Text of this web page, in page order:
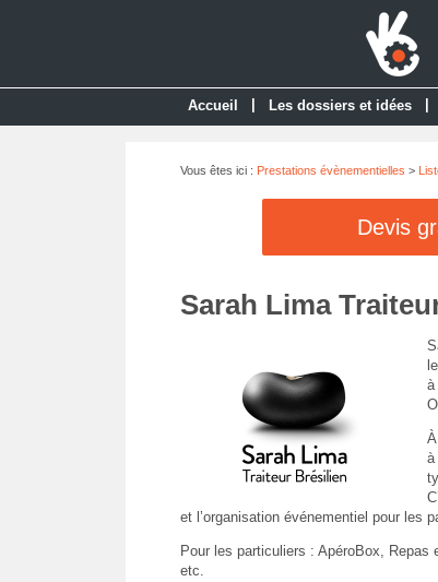
Accueil Les dossiers et idées
Vous êtes ici : Prestations évènementielles >
Devis
Sarah Lima
à
à
et l’organisation événementiel pour les
Pour les particuliers : ApéroBox,
etc.